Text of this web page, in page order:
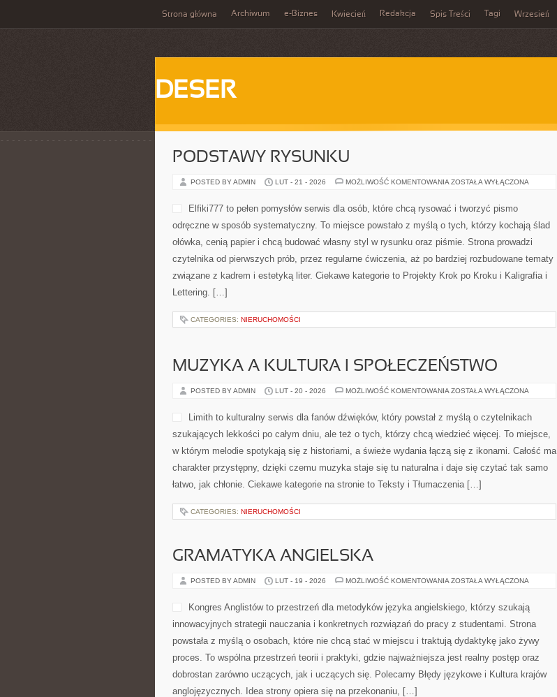
Strona główna Archiwum e-Biznes Kwiecień Redakcja Spis Treści Tagi Wrzesień
DESER
PODSTAWY RYSUNKU
POSTED BY ADMIN LUT - 21 - 2026 MOŻLIWOŚĆ KOMENTOWANIA PODSTAWY
ZOSTAŁA WYŁĄCZONA
Elfiki777 to pełen pomysłów serwis dla osób, które chcą rysować i tworzyć pismo
odręczne w sposób systematyczny. To miejsce powstało z myślą o tych, którzy kochają ślad
ołówka, cenią papier i chcą budować własny styl w rysunku oraz piśmie. Strona prowadzi
czytelnika od pierwszych prób, przez regularne ćwiczenia, aż po bardziej rozbudowane tematy
związane z kadrem i estetyką liter. Ciekawe kategorie to Projekty Krok po Kroku i Kaligrafia i
Lettering. […]
CATEGORIES: NIERUCHOMOŚCI
MUZYKA A KULTURA I SPOŁECZEŃSTWO
POSTED BY ADMIN LUT - 20 - 2026 MOŻLIWOŚĆ KOMENTOWANIA MUZYKA
SPOŁECZEŃSTWO
ZOSTAŁA WYŁĄCZONA
Limith to kulturalny serwis dla fanów dźwięków, który powstał z myślą o czytelnikach
szukających lekkości po całym dniu, ale też o tych, którzy chcą wiedzieć więcej. To miejsce,
w którym melodie spotykają się z historiami, a świeże wydania łączą się z ikonami. Całość ma
charakter przystępny, dzięki czemu muzyka staje się tu naturalna i daje się czytać tak samo
łatwo, jak chłonie. Ciekawe kategorie na stronie to Teksty i Tłumaczenia […]
CATEGORIES: NIERUCHOMOŚCI
GRAMATYKA ANGIELSKA
POSTED BY ADMIN LUT - 19 - 2026 MOŻLIWOŚĆ KOMENTOWANIA GRAMATYKA
ZOSTAŁA WYŁĄCZONA
Kongres Anglistów to przestrzeń dla metodyków języka angielskiego, którzy szukają
innowacyjnych strategii nauczania i konkretnych rozwiązań do pracy z studentami. Strona
powstała z myślą o osobach, które nie chcą stać w miejscu i traktują dydaktykę jako żywy
proces. To wspólna przestrzeń teorii i praktyki, gdzie najważniejsza jest realny postęp oraz
dobrostan zarówno uczących, jak i uczących się. Polecamy Błędy językowe i Kultura krajów
anglojęzycznych. Idea strony opiera się na przekonaniu, […]